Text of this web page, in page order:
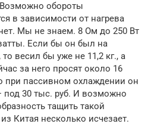
обороты
в зависимости от нагрева
Мы не знаем. 8 Ом до 250 Вт
Если бы он был на
весил бы уже не 11,2 кг., а
за него просят около 16
при пассивном охлаждении он
под 30 тыс. руб. И возможно
тащить такой
Китая несколько исчезает.